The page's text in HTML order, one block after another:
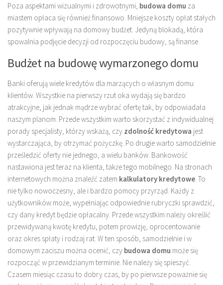
Poza aspektami wizualnymi i zdrowotnymi, budowa domu za
miastem opłaca się również finansowo. Mniejsze koszty opłat stałych
pozytywnie wpływają na domowy budżet. Jedyną blokadą, która
spowalnia podjęcie decyzji od rozpoczęciu budowy, są finanse.
Budżet na budowę wymarzonego domu
Banki oferują wiele kredytów dla marzących o własnym domu
klientów. Wszystkie na pierwszy rzut oka wydają się bardzo
atrakcyjne, jak jednak mądrze wybrać ofertę tak, by odpowiadała
naszym planom. Przede wszystkim warto skorzystać z indywidualnej
porady specjalisty, którzy wskażą, czy zdolność kredytowa jest
wystarczająca, by otrzymać pożyczkę. Po drugie warto samodzielnie
prześledzić oferty nie jednego, a wielu banków. Bankowość
nastawiona jest teraz na klienta, także tego mobilnego. Na stronach
internetowych można znaleźć zatem kalkulatory kredytowe . To
nie tylko nowoczesny, ale i bardzo pomocy przyrząd. Każdy z
użytkowników może, wypełniając odpowiednie rubryczki sprawdzić,
czy dany kredyt będzie opłacalny. Przede wszystkim należy określić
przewidywaną kwotę kredytu, potem prowizję, oprocentowanie
oraz okres spłaty i rodzaj rat. W ten sposób, samodzielnie i w
domowym zaciszu można ocenić, czy budowa domu może się
rozpocząć w przewidzianym terminie. Nie należy się spieszyć.
Czasem miesiąc czasu to dobry czas, by po pierwsze poważnie się